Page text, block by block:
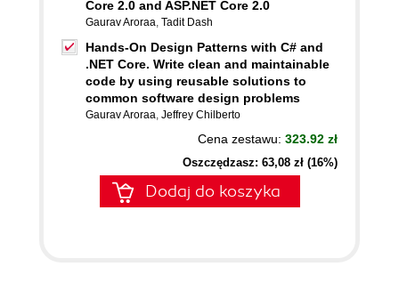
Core 2.0 and ASP.NET Core 2.0
Gaurav Aroraa, Tadit Dash
Hands-On Design Patterns with C# and
.NET Core. Write clean and maintainable
code by using reusable solutions to
common software design problems
Gaurav Aroraa, Jeffrey Chilberto
Cena zestawu: 323.92 zł
Oszczędzasz: 63,08 zł (16%)
Dodaj do koszyka